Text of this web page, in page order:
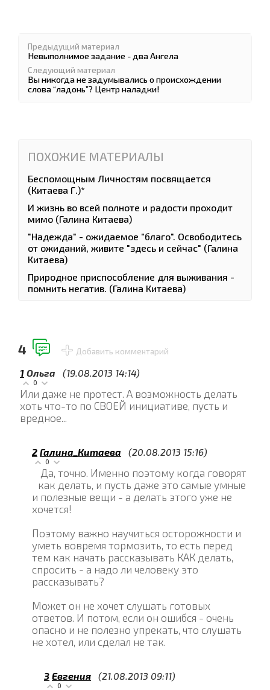
Предыдущий материал
Невыполнимое задание - два Ангела
Следующий материал
Вы никогда не задумывались о происхождении
слова “ладонь”? Центр наладки!
ПОХОЖИЕ МАТЕРИАЛЫ
Беспомощным Личностям посвящается
(Китаева Г.)*
И жизнь во всей полноте и радости проходит
мимо (Галина Китаева)
"Надежда" - ожидаемое "благо". Освободитесь
от ожиданий, живите "здесь и сейчас" (Галина
Китаева)
Природное приспособление для выживания -
помнить негатив. (Галина Китаева)
4 Добавить комментарий
1 Ольга (19.08.2013 14:14)
0
Или даже не протест. А возможность делать
хоть что-то по CВОЕЙ инициативе, пусть и
вредное...
2 Галина_Китаева (20.08.2013 15:16)
0
Да, точно. Именно поэтому когда говорят
как делать, и пусть даже это самые умные
и полезные вещи - а делать этого уже не
хочется!
Поэтому важно научиться осторожности и
уметь вовремя тормозить, то есть перед
тем как начать рассказывать КАК делать,
спросить - а надо ли человеку это
рассказывать?
Может он не хочет слушать готовых
ответов. И потом, если он ошибся - очень
опасно и не полезно упрекать, что слушать
не хотел, или сделал не так.
3 Евгения (21.08.2013 09:11)
0